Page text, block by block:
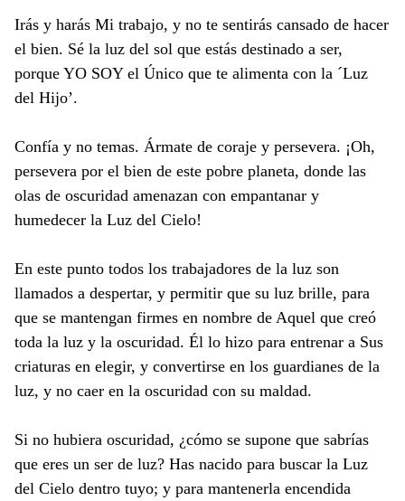
Irás y harás Mi trabajo, y no te sentirás cansado de hacer
el bien. Sé la luz del sol que estás destinado a ser,
porque YO SOY el Único que te alimenta con la ´Luz
del Hijo’.
Confía y no temas. Ármate de coraje y persevera. ¡Oh,
persevera por el bien de este pobre planeta, donde las
olas de oscuridad amenazan con empantanar y
humedecer la Luz del Cielo!
En este punto todos los trabajadores de la luz son
llamados a despertar, y permitir que su luz brille, para
que se mantengan firmes en nombre de Aquel que creó
toda la luz y la oscuridad. Él lo hizo para entrenar a Sus
criaturas en elegir, y convertirse en los guardianes de la
luz, y no caer en la oscuridad con su maldad.
Si no hubiera oscuridad, ¿cómo se supone que sabrías
que eres un ser de luz? Has nacido para buscar la Luz
del Cielo dentro tuyo; y para mantenerla encendida